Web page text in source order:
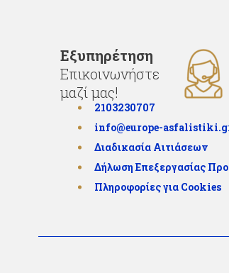
Εξυπηρέτηση
Επικοινωνήστε
μαζί μας!
2103230707
info@europe-
Διαδικασία Αιτιάσεων
Δήλωση Επεξεργασίας
Πληροφορίες για Cookies